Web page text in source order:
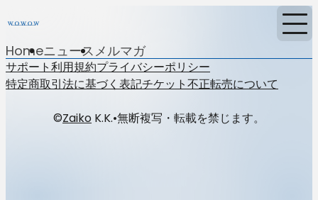
Homeニュースメルマガ
サポート利用規約プライバシーポリシー
特定商取引法に基づく表記チケット不正転売について
©Zaiko K.K.•無断複写・転載を禁じます。